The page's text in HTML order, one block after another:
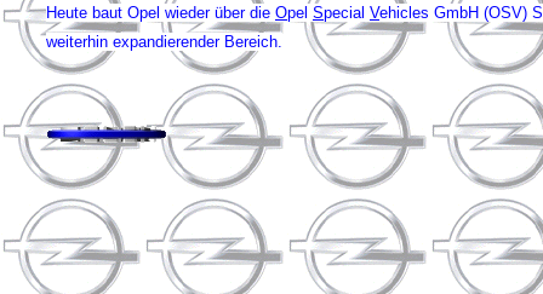
Heute baut Opel wieder über die Opel Special Vehicles GmbH (OSV)
weiterhin expandierender Bereich.